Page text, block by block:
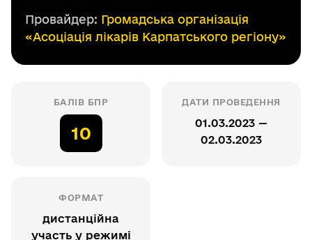
Провайдер: Громадська організація
«Асоціація лікарів Карпатського регіону»
БАЛІВ БПР
10
ДАТИ ПРОВЕДЕННЯ
01.03.2023 —
02.03.2023
ФОРМАТ
дистанційна
участь у режимі